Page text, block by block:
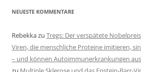
NEUESTE KOMMENTARE
Rebekkazu Tregs: Der verspätete Nobelpreis
Viren, die menschliche Proteine imitieren,
– und können Autoimmunerkrankungen